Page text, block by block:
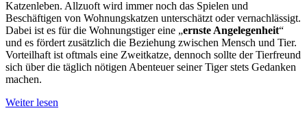
Katzenleben. Allzuoft wird immer noch das Spielen und
Beschäftigen von Wohnungskatzen unterschätzt oder vernachlässigt.
Dabei ist es für die Wohnungstiger eine „ernste Angelegenheit“
und es fördert zusätzlich die Beziehung zwischen Mensch und Tier.
Vorteilhaft ist oftmals eine Zweitkatze, dennoch sollte der Tierfreund
sich über die täglich nötigen Abenteuer seiner Tiger stets Gedanken
machen.
Weiter lesen